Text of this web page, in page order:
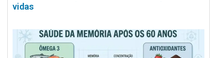
vidas